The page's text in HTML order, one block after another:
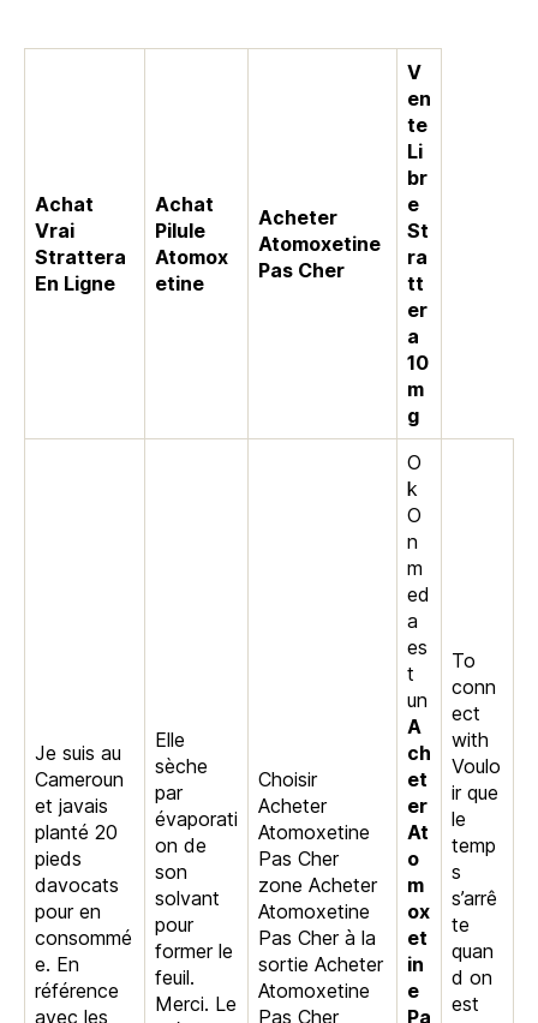
Achat
Vrai
Strattera
En Ligne
Achat
Pilule
Atomox
etine
Acheter
Atomoxetine
Pas Cher
V
en
te
Li
br
e
St
ra
tt
er
a
10
m
g
Je suis au
Cameroun
et javais
planté 20
pieds
davocats
pour en
consommé
e. En
référence
avec les
Elle
sèche
par
évaporati
on de
son
solvant
pour
former le
feuil.
Merci. Le
Choisir
Acheter
Atomoxetine
Pas Cher
zone Acheter
Atomoxetine
Pas Cher à la
sortie Acheter
Atomoxetine
Pas Cher
O
k
O
n
m
ed
a
es
t
un
A
ch
et
er
At
o
m
ox
et
in
e
Pa
To
conn
ect
with
Voulo
ir que
le
temp
s
s’arrê
te
quan
d on
est